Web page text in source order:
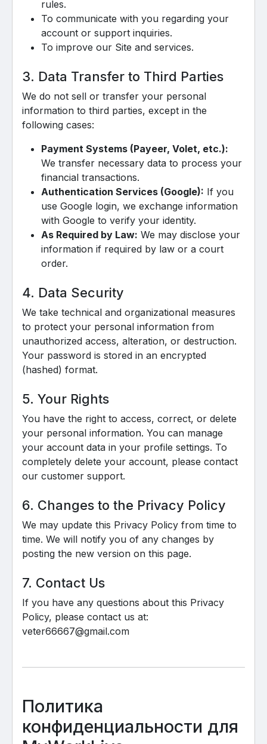
rules.
To communicate with you regarding your
account or support inquiries.
To improve our Site and services.
3. Data Transfer to Third Parties
We do not sell or transfer your personal
information to third parties, except in the
following cases:
Payment Systems (Payeer, Volet, etc.):
We transfer necessary data to process your
financial transactions.
Authentication Services (Google): If you
use Google login, we exchange information
with Google to verify your identity.
As Required by Law: We may disclose your
information if required by law or a court
order.
4. Data Security
We take technical and organizational measures
to protect your personal information from
unauthorized access, alteration, or destruction.
Your password is stored in an encrypted
(hashed) format.
5. Your Rights
You have the right to access, correct, or delete
your personal information. You can manage
your account data in your profile settings. To
completely delete your account, please contact
our customer support.
6. Changes to the Privacy Policy
We may update this Privacy Policy from time to
time. We will notify you of any changes by
posting the new version on this page.
7. Contact Us
If you have any questions about this Privacy
Policy, please contact us at:
veter66667@gmail.com
Политика
конфиденциальности для